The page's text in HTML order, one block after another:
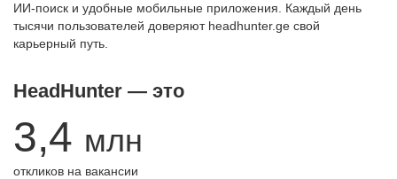
ИИ-поиск и удобные мобильные приложения. Каждый день
тысячи пользователей доверяют headhunter.ge свой
карьерный путь.
HeadHunter — это
3,4 млн
откликов на вакансии